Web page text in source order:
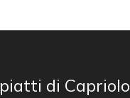
di Capriolo